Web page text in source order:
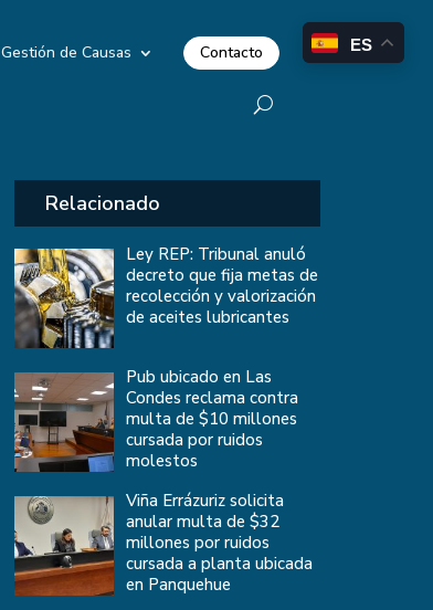
Gestión de Causas Contacto
Relacionado
Ley REP: Tribunal anuló
decreto que fija metas de
recolección y valorización
de aceites lubricantes
Pub ubicado en Las
Condes reclama contra
multa de $10 millones
cursada por ruidos
molestos
Viña Errázuriz solicita
anular multa de $32
millones por ruidos
cursada a planta ubicada
en Panquehue
ES